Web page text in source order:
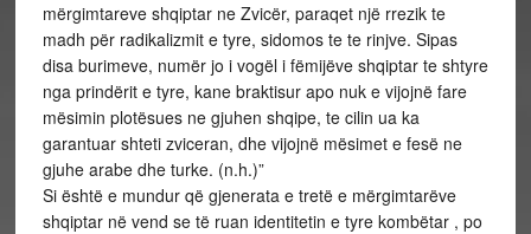
mërgimtareve shqiptar ne Zvicër, paraqet një rrezik te
madh për radikalizmit e tyre, sidomos te te rinjve. Sipas
disa burimeve, numër jo i vogël i fëmijëve shqiptar te shtyre
nga prindërit e tyre, kane braktisur apo nuk e vijojnë fare
mësimin plotësues ne gjuhen shqipe, te cilin ua ka
garantuar shteti zviceran, dhe vijojnë mësimet e fesë ne
gjuhe arabe dhe turke. (n.h.)”
Si është e mundur që gjenerata e tretë e mërgimtarëve
shqiptar në vend se të ruan identitetin e tyre kombëtar , po